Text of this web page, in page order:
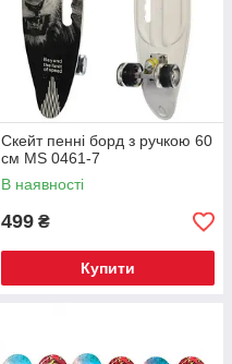
Скейт пенні борд з ручкою 60
см MS 0461-7
В наявності
499 ₴
Купити